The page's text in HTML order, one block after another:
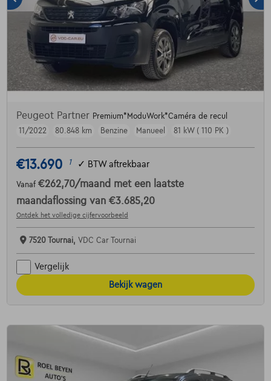
Peugeot Partner Premium*ModuWork*Caméra de recul
11/2022
80.848 km Benzine Manueel 81 kW ( 110 PK )
€13.690 1 ✓ BTW aftrekbaar
Vanaf €262,70/maand met een laatste
maandaflossing van €3.685,20
Ontdek het volledige cijfervoorbeeld
7520 Tournai, VDC Car Tournai
Vergelijk
Bekijk wagen